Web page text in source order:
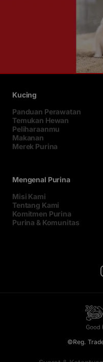
Kucing
Panduan Perawatan
Temukan Hewan
Peliharaanmu
Makanan
Merek Purina
Mengenal Purina
Misi Kami
Tentang Kami
Komitmen Purina
Purina & Komunitas
©Reg.